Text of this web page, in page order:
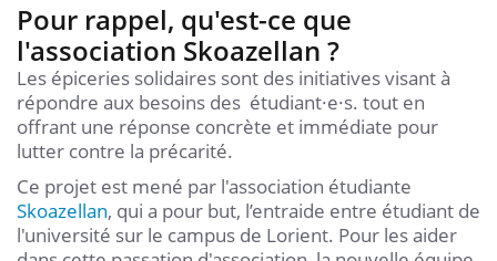
Pour rappel, qu'est-ce que
l'association Skoazellan ?
Les épiceries solidaires sont des initiatives visant à
répondre aux besoins des étudiant·e·s. tout en
offrant une réponse concrète et immédiate pour
lutter contre la précarité.
Ce projet est mené par l'association étudiante
Skoazellan, qui a pour but, l’entraide entre étudiant de
l'université sur le campus de Lorient. Pour les aider